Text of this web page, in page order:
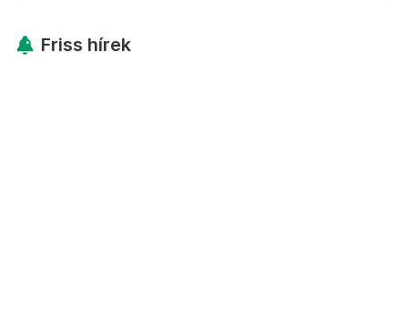
Friss hírek